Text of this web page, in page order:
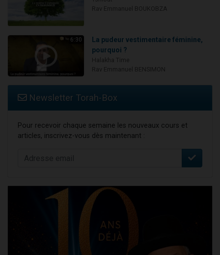
6:30
La pudeur vestimentaire féminine,
pourquoi ?
Newsletter Torah-Box
Pour recevoir chaque semaine les nouveaux cours et
articles, inscrivez-vous dès maintenant :